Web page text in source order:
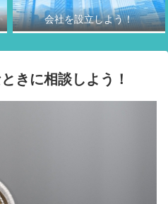
会社を設立しよう！
きに相談しよう！